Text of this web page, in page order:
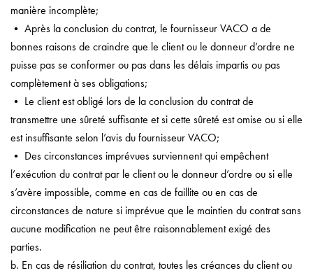
manière incomplète;
• Après la conclusion du contrat, le fournisseur VACO a de
bonnes raisons de craindre que le client ou le donneur d’ordre ne
puisse pas se conformer ou pas dans les délais impartis ou pas
complètement à ses obligations;
• Le client est obligé lors de la conclusion du contrat de
transmettre une sûreté suffisante et si cette sûreté est omise ou si elle
est insuffisante selon l’avis du fournisseur VACO;
• Des circonstances imprévues surviennent qui empêchent
l’exécution du contrat par le client ou le donneur d’ordre ou si elle
s’avère impossible, comme en cas de faillite ou en cas de
circonstances de nature si imprévue que le maintien du contrat sans
aucune modification ne peut être raisonnablement exigé des
parties.
b. En cas de résiliation du contrat, toutes les créances du client ou